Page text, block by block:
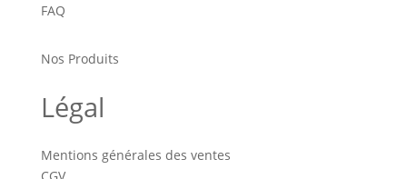
FAQ
Nos Produits
Légal
Mentions générales des ventes